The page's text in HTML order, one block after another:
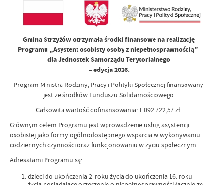
Gmina Strzyżów otrzymała środki finansowe na realizację
Programu „Asystent osobisty osoby z niepełnosprawnością”
dla Jednostek Samorządu Terytorialnego
– edycja 2026.
Program Ministra Rodziny, Pracy i Polityki Społecznej finansowany
jest ze środków Funduszu Solidarnościowego
Całkowita wartość dofinansowania: 1 092 722,57 zł.
Głównym celem Programu jest wprowadzenie usług asystencji
osobistej jako formy ogólnodostępnego wsparcia w wykonywaniu
codziennych czynności oraz funkcjonowaniu w życiu społecznym.
Adresatami Programu są:
dzieci do ukończenia 2. roku życia do ukończenia 16. roku